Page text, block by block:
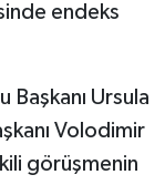
endeks
Başkanı Ursula
Volodimir
görüşmenin